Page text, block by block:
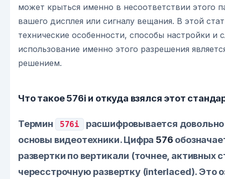
может крыться именно в несоответствии этого
вашего дисплея или сигналу вещания. В этой
технические особенности, способы настройки и
использование именно этого разрешения
решением.
Что такое 576i и откуда взялся этот
Термин 576i
расшифровывается довольно
основы видеотехники. Цифра 576
развертки по вертикали (точнее, активных
чересстрочную развертку (interlaced). Это